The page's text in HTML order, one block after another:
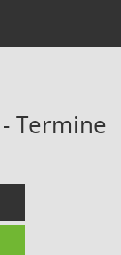
Termine